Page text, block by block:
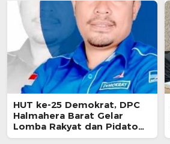
HUT ke-25 Demokrat, DPC
Halmahera Barat Gelar
Lomba Rakyat dan Pidato
AHY Muda